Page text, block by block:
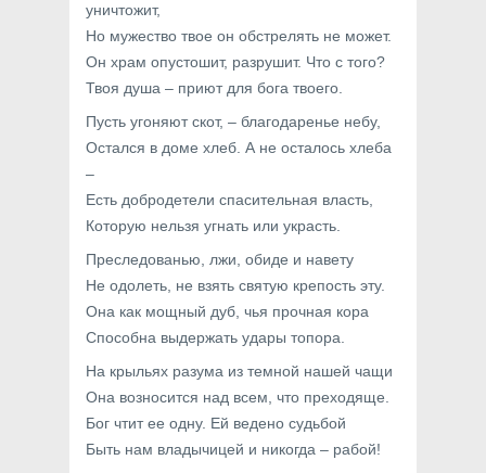
уничтожит,
Но мужество твое он обстрелять не может.
Он храм опустошит, разрушит. Что с того?
Твоя душа – приют для бога твоего.
Пусть угоняют скот, – благодаренье небу,
Остался в доме хлеб. А не осталось хлеба
–
Есть добродетели спасительная власть,
Которую нельзя угнать или украсть.
Преследованью, лжи, обиде и навету
Не одолеть, не взять святую крепость эту.
Она как мощный дуб, чья прочная кора
Способна выдержать удары топора.
На крыльях разума из темной нашей чащи
Она возносится над всем, что преходяще.
Бог чтит ее одну. Ей ведено судьбой
Быть нам владычицей и никогда – рабой!